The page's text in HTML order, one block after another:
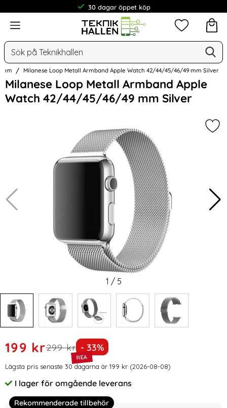
30 dagar öppet köp
Meny
Sök
Mina
mm Milanese Loop Metall Armband Apple Watch 42/44/45/46/49 mm Silver
Milanese Loop Metall Armband Apple
Watch 42/44/45/46/49 mm Silver
Hoppa
över
Bilder
1 / 5
Handla denna produkt Milanese Loop Metall Armband
rea pris
199 krtidigare pris
299 kr Priset är nedsatt med
- 33%
Prishistorik
Lägsta pris senaste 30 dagarna är 199 kr (2026-08-08)
Tillgänglighet:
I lager för omgående leverans
Rekommenderade tillbehör